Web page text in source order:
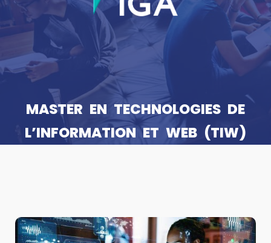
MASTER EN TECHNOLOGIES DE
L’INFORMATION ET WEB (TIW)